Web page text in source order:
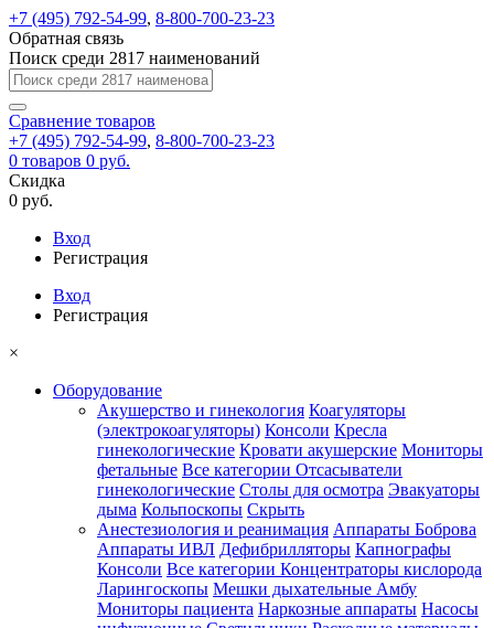
+7 (495) 792-54-99, 8-800-700-23-23
Обратная связь
Поиск среди 2817 наименований
Сравнение товаров
+7 (495) 792-54-99, 8-800-700-23-23
0 товаров 0 руб.
Скидка
0 руб.
Вход
Регистрация
Вход
Регистрация
×
Оборудование
Акушерство и гинекология Коагуляторы
(электрокоагуляторы) Консоли Кресла
гинекологические Кровати акушерские Мониторы
фетальные Все категории Отсасыватели
гинекологические Столы для осмотра Эвакуаторы
дыма Кольпоскопы Скрыть
Анестезиология и реанимация Аппараты Боброва
Аппараты ИВЛ Дефибрилляторы Капнографы
Консоли Все категории Концентраторы кислорода
Ларингоскопы Мешки дыхательные Амбу
Мониторы пациента Наркозные аппараты Насосы